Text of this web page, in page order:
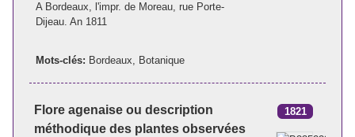
A Bordeaux, l'impr. de Moreau, rue Porte-
Dijeau. An 1811
Mots-clés: Bordeaux Botanique
Flore agenaise ou description
méthodique des plantes observées
1821